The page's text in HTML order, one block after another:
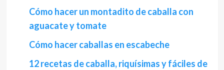
Cómo hacer un montadito de caballa con
aguacate y tomate
Cómo hacer caballas en escabeche
12 recetas de caballa, riquísimas y fáciles de